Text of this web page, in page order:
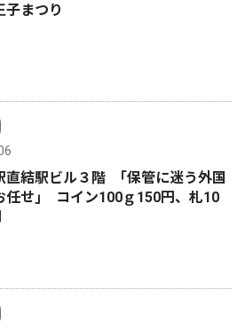
まつり
直結駅ビル３階 ｢保管に迷う外国
任せ｣ コイン100ｇ150円、札10